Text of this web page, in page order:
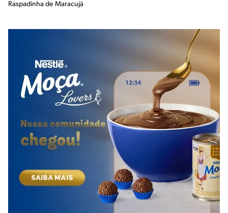
Raspadinha de Maracujá